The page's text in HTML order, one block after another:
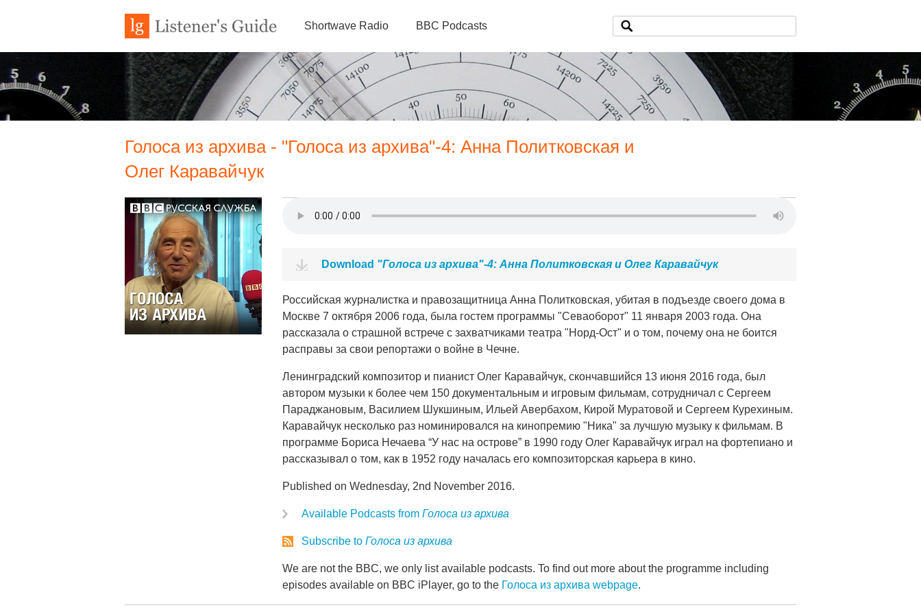
Shortwave Radio BBC Podcasts
Голоса из архива - "Голоса из архива"-4: Анна Политковская и
Олег Каравайчук
Download "Голоса из архива"-4: Анна Политковская и Олег Каравайчук
Российская журналистка и правозащитница Анна Политковская, убитая в подъезде своего дома в
Москве 7 октября 2006 года, была гостем программы "Севаоборот" 11 января 2003 года. Она
рассказала о страшной встрече с захватчиками театра "Норд-Ост" и о том, почему она не боится
расправы за свои репортажи о войне в Чечне.
Ленинградский композитор и пианист Олег Каравайчук, скончавшийся 13 июня 2016 года, был
автором музыки к более чем 150 документальным и игровым фильмам, сотрудничал с Сергеем
Параджановым, Василием Шукшиным, Ильей Авербахом, Кирой Муратовой и Сергеем Курехиным.
Каравайчук несколько раз номинировался на кинопремию "Ника" за лучшую музыку к фильмам. В
программе Бориса Нечаева “У нас на острове” в 1990 году Олег Каравайчук играл на фортепиано и
рассказывал о том, как в 1952 году началась его композиторская карьера в кино.
Published on Wednesday, 2nd November 2016.
Available Podcasts from Голоса из архива
Subscribe to Голоса из архива
We are not the BBC, we only list available podcasts. To find out more about the programme including
episodes available on BBC iPlayer, go to the Голоса из архива webpage.